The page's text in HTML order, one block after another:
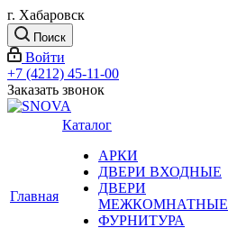
г. Хабаровск
Поиск
Войти
+7 (4212) 45-11-00
Заказать звонок
Главная
Каталог
АРКИ
ДВЕРИ ВХОДНЫЕ
ДВЕРИ
МЕЖКОМНАТНЫЕ
ФУРНИТУРА